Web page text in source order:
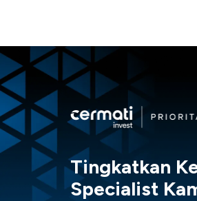
Tingkatkan
Specialist